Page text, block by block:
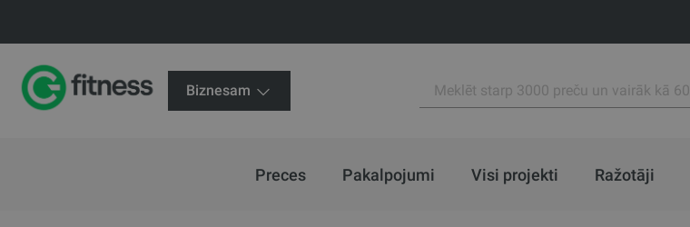
Biznesam
Preces Pakalpojumi Visi projekti Ražotāji